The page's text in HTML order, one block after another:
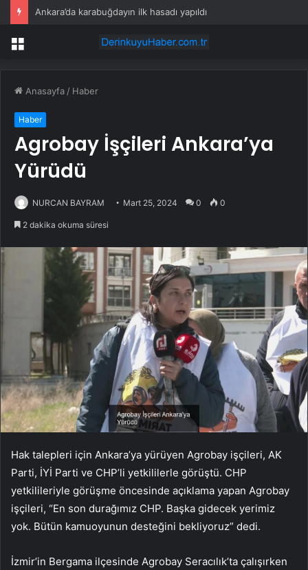
Ankara’da karabuğdayın ilk hasadı yapıldı
Menü
Anasayfa / Haber
Haber
Agrobay İşçileri Ankara’ya
Yürüdü
NURCAN BAYRAM Mart 25, 2024 0 0
2 dakika okuma süresi
Hak talepleri için Ankara’ya yürüyen Agrobay işçileri, AK
Parti, İYİ Parti ve CHP’li yetkililerle görüştü. CHP
yetkilileriyle görüşme öncesinde açıklama yapan Agrobay
işçileri, “En son durağımız CHP. Başka gidecek yerimiz
yok. Bütün kamuoyunun desteğini bekliyoruz” dedi.
İzmir’in Bergama ilçesinde Agrobay Seracılık’ta çalışırken